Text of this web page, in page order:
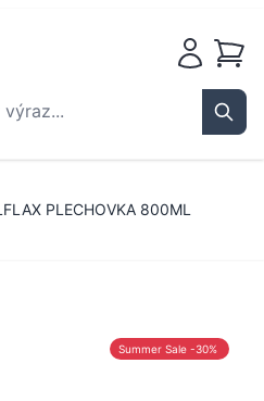
Košík
PLECHOVKA 800ML
Summer Sale -30%